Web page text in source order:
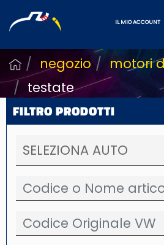
IL MIO ACCOUNT
negozio
motori
testate
FILTRO PRODOTTI